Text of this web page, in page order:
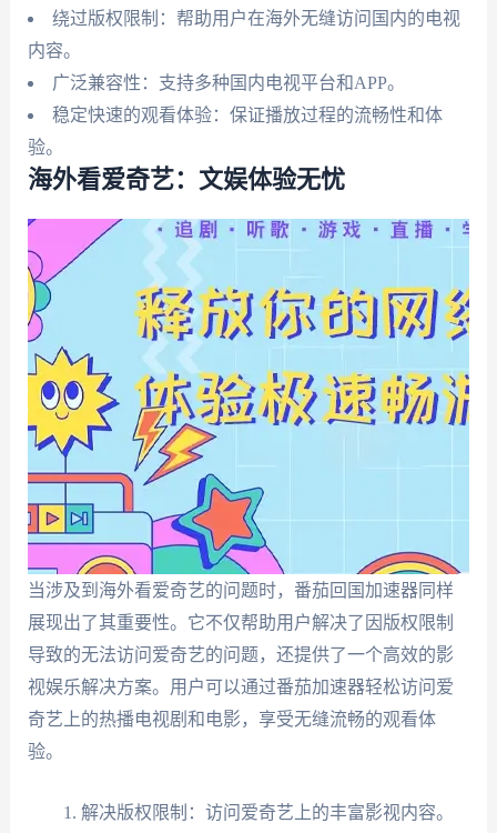
绕过版权限制：帮助用户在海外无缝访问国内的电视
内容。
广泛兼容性：支持多种国内电视平台和APP。
稳定快速的观看体验：保证播放过程的流畅性和体
验。
海外看爱奇艺：文娱体验无忧
当涉及到海外看爱奇艺的问题时，番茄回国加速器同样
展现出了其重要性。它不仅帮助用户解决了因版权限制
导致的无法访问爱奇艺的问题，还提供了一个高效的影
视娱乐解决方案。用户可以通过番茄加速器轻松访问爱
奇艺上的热播电视剧和电影，享受无缝流畅的观看体
验。
解决版权限制：访问爱奇艺上的丰富影视内容。